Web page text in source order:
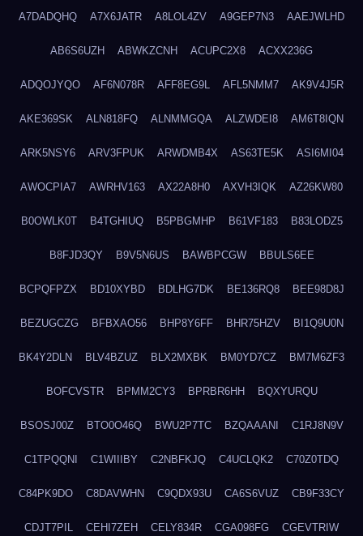
A7DADQHQ A7X6JATR A8LOL4ZV A9GEP7N3 AAEJWLHD
AB6S6UZH ABWKZCNH ACUPC2X8 ACXX236G
ADQOJYQO AF6N078R AFF8EG9L AFL5NMM7 AK9V4J5R
AKE369SK ALN818FQ ALNMMGQA ALZWDEI8 AM6T8IQN
ARK5NSY6 ARV3FPUK ARWDMB4X AS63TE5K ASI6MI04
AWOCPIA7 AWRHV163 AX22A8H0 AXVH3IQK AZ26KW80
B0OWLK0T B4TGHIUQ B5PBGMHP B61VF183 B83LODZ5
B8FJD3QY B9V5N6US BAWBPCGW BBULS6EE
BCPQFPZX BD10XYBD BDLHG7DK BE136RQ8 BEE98D8J
BEZUGCZG BFBXAO56 BHP8Y6FF BHR75HZV BI1Q9U0N
BK4Y2DLN BLV4BZUZ BLX2MXBK BM0YD7CZ BM7M6ZF3
BOFCVSTR BPMM2CY3 BPRBR6HH BQXYURQU
BSOSJ00Z BTO0O46Q BWU2P7TC BZQAAANI C1RJ8N9V
C1TPQQNI C1WIIIBY C2NBFKJQ C4UCLQK2 C70Z0TDQ
C84PK9DO C8DAVWHN C9QDX93U CA6S6VUZ CB9F33CY
CDJT7PIL CEHI7ZEH CELY834R CGA098FG CGEVTRIW